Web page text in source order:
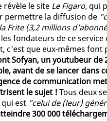
révèle le site Le Figaro, qui
permettre la diffusion de
Frite (3,2 millions
fondateurs de ce
c'est que eux-mêmes font
Sofyan, un youtubeur de
avant de se lancer dans
de communication
le sujet ! Tous deux
qui est "celui de (leur)
300 000